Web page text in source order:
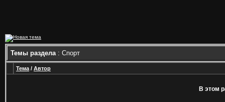
Темы раздела: Спорт
Тема / Автор
В этом